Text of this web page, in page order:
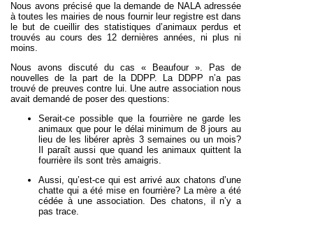
Nous avons précisé que la demande de NALA adressée
à toutes les mairies de nous fournir leur registre est dans
le but de cueillir des statistiques d’animaux perdus et
trouvés au cours des 12 dernières années, ni plus ni
moins.
Nous avons discuté du cas « Beaufour ». Pas de
nouvelles de la part de la DDPP. La DDPP n’a pas
trouvé de preuves contre lui. Une autre association nous
avait demandé de poser des questions:
Serait-ce possible que la fourrière ne garde les
animaux que pour le délai minimum de 8 jours au
lieu de les libérer après 3 semaines ou un mois?
Il paraît aussi que quand les animaux quittent la
fourrière ils sont très amaigris.
Aussi, qu’est-ce qui est arrivé aux chatons d’une
chatte qui a été mise en fourrière? La mère a été
cédée à une association. Des chatons, il n’y a
pas trace.